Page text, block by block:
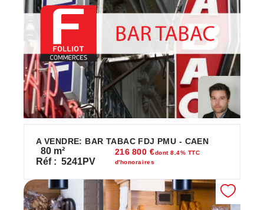
A VENDRE: BAR TABAC FDJ PMU - CAEN
80 m²
Réf : 5241PV
216 800 €dont 8.4% TTC
d'honoraires